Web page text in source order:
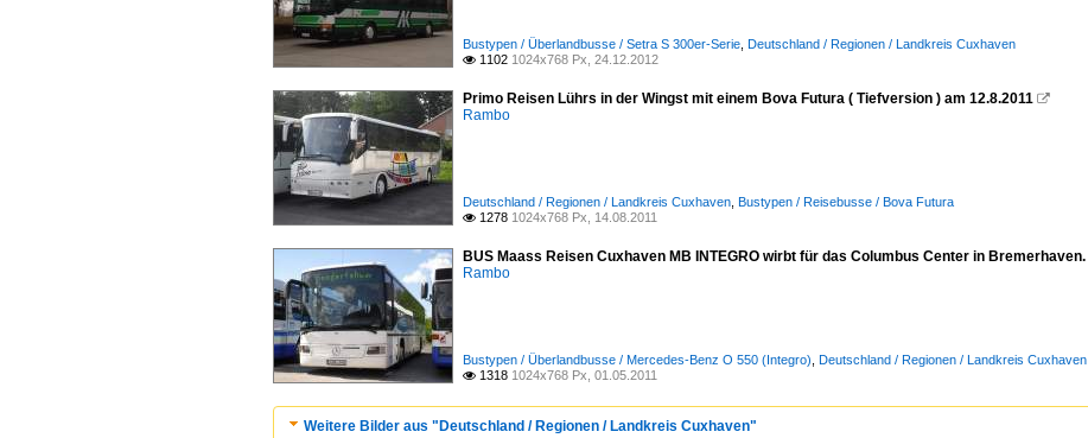
Bustypen / Überlandbusse / Setra S 300er-Serie Deutschland / Regionen / Landkreis Cuxhaven
 1102 1024x768 Px, 24.12.2012
Primo Reisen Lührs in der Wingst mit einem Bova Futura ( Tiefversion ) am 12.8.2011 
Rambo
Deutschland / Regionen / Landkreis Cuxhaven Bustypen / Reisebusse / Bova Futura
 1278 1024x768 Px, 14.08.2011
BUS Maass Reisen Cuxhaven MB INTEGRO wirbt für das Columbus Center in Bremerhaven.
Rambo
Bustypen / Überlandbusse / Mercedes-Benz O 550 (Integro) Deutschland / Regionen / Landkreis Cuxhaven
 1318 1024x768 Px, 01.05.2011
Weitere Bilder aus "Deutschland / Regionen / Landkreis Cuxhaven"